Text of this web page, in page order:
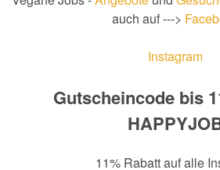
auch auf --->
Instagram
Gutscheincode bis
11% Rabatt auf alle